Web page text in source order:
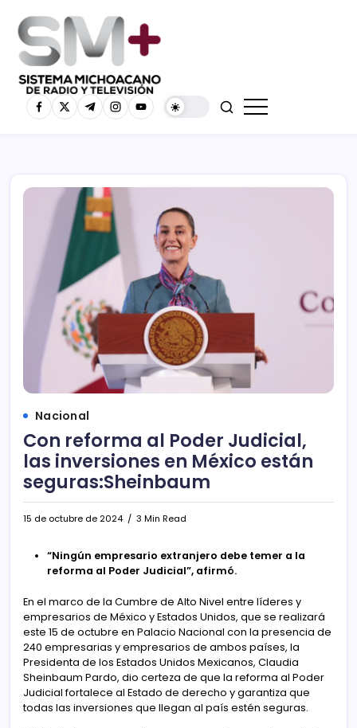
Nacional
Con reforma al Poder Judicial,
las inversiones en México están
seguras:Sheinbaum
15 de octubre de 2024 3 Min Read
“Ningún empresario extranjero debe temer a la
reforma al Poder Judicial”, afirmó.
En el marco de la Cumbre de Alto Nivel entre líderes y
empresarios de México y Estados Unidos, que se realizará
este 15 de octubre en Palacio Nacional con la presencia de
240 empresarias y empresarios de ambos países, la
Presidenta de los Estados Unidos Mexicanos, Claudia
Sheinbaum Pardo, dio certeza de que la reforma al Poder
Judicial fortalece al Estado de derecho y garantiza que
todas las inversiones que llegan al país estén seguras.